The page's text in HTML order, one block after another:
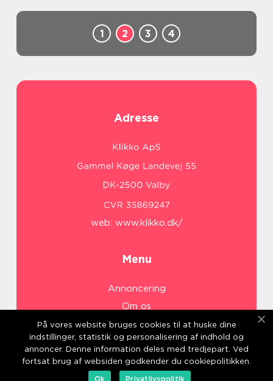
1 2 3 4
Adresse
web: www.klikko.dk/
Menu
Annoncering
Om os
Cookies
Kontakt os
Sitemap
På vores website bruges cookies til at huske dine
indstillinger, statistik og personalisering af indhold og
annoncer. Denne information deles med tredjepart. Ved
fortsat brug af websiden godkender du cookiepolitikken.
Ok
Privatlivspolitik